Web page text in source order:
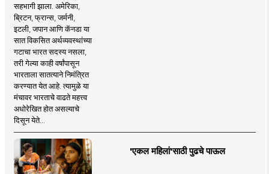
सहभागी झाला. अमेरिका,
ब्रिटन, फ्रान्स, जर्मनी,
इटली, जपान आणि कॅनडा या
सात विकसित अर्थव्यवस्थांच्या
गटाचा भारत सदस्य नसला,
तरी गेल्या काही वर्षांपासून
भारताला सातत्याने निमंत्रित
करण्यात येत आहे. त्यामुळे या
मंचावर भारताचे वाढते महत्त्व
अधोरेखित होत असल्याचे
दिसून येते...
'एकल महिलां'साठी पुढचे पाऊल